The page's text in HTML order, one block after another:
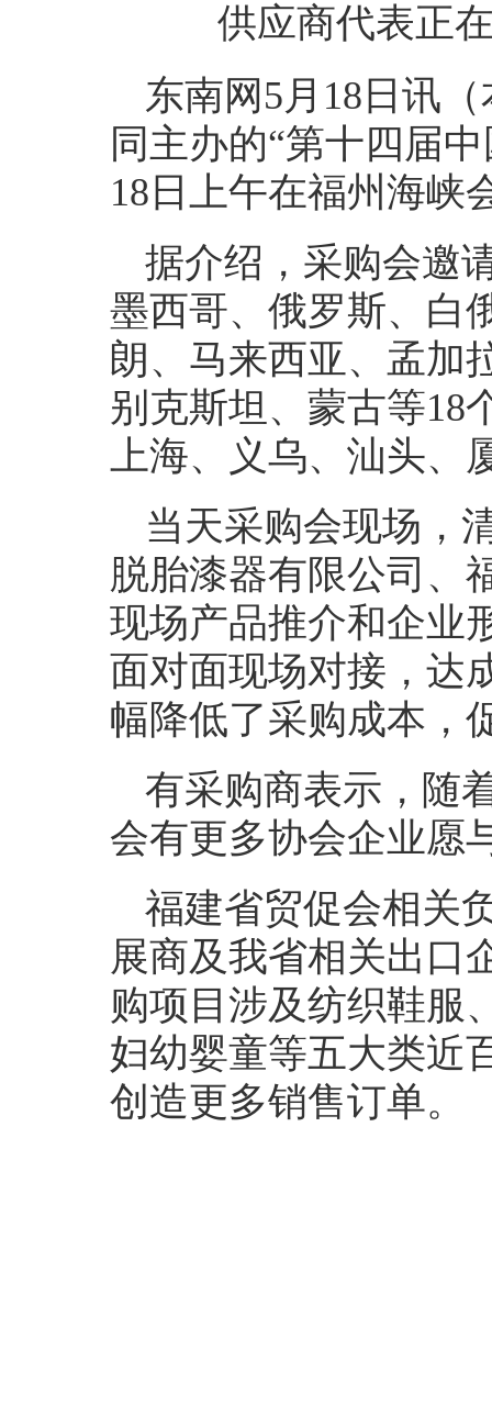
供应商代表正
东南网5月18日讯
同主办的“第十四届
18日上午在福州海峡
据介绍，采购会邀
墨西哥、俄罗斯、白
朗、马来西亚、孟加
别克斯坦、蒙古等18
上海、义乌、汕头、
当天采购会现场，
脱胎漆器有限公司、
现场产品推介和企业
面对面现场对接，达
幅降低了采购成本，
有采购商表示，随
会有更多协会企业愿
福建省贸促会相关
展商及我省相关出口
购项目涉及纺织鞋服
妇幼婴童等五大类近
创造更多销售订单。